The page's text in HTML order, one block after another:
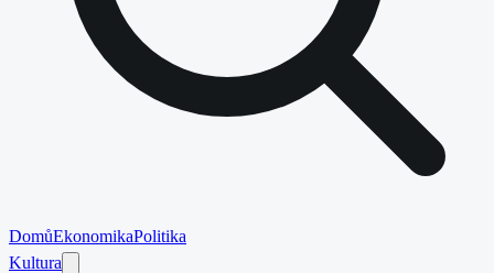
DomůEkonomikaPolitika
Kultura